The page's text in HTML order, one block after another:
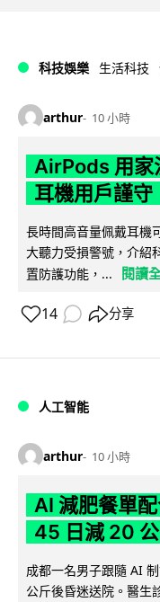
科技娛樂 生活科技
arthur 10 小時
AirPods 用家
耳機用戶謹
長時間高音量佩戴耳機
大聽力受損警號，介紹
置防護功能，...
閱讀
14 分享
人工智能
arthur 10 小時
AI 減肥餐單
45 日減 20
成都一名男子跟隨 AI
公斤後昏迷送院。醫生